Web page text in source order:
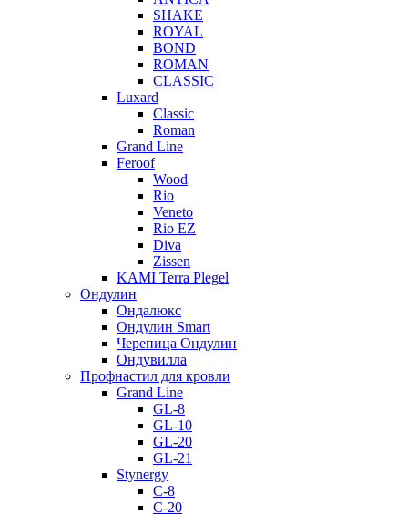
SHAKE
ROYAL
BOND
ROMAN
CLASSIC
Luxard
Classic
Roman
Grand Line
Feroof
Wood
Rio
Veneto
Rio EZ
Diva
Zissen
KAMI Terra Plegel
Ондулин
Ондалюкс
Ондулин Smart
Черепица Ондулин
Ондувилла
Профнастил для кровли
Grand Line
GL-8
GL-10
GL-20
GL-21
Stynergy
C-8
C-20